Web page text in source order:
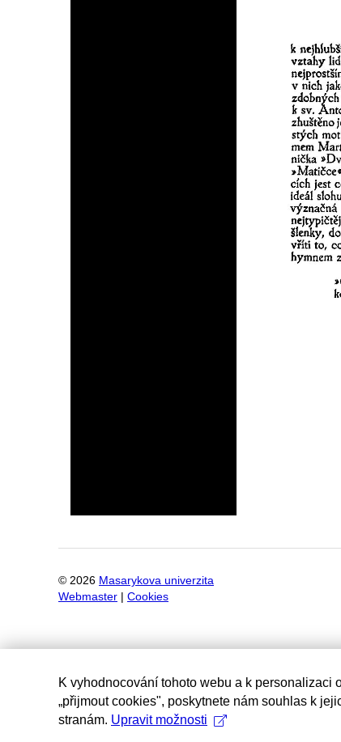
© 2026 Masarykova univerzita
Webmaster
Cookies
K vyhodnocování tohoto webu a k personalizaci
„přijmout cookies", poskytnete nám souhlas k
stranám. Upravit možnosti